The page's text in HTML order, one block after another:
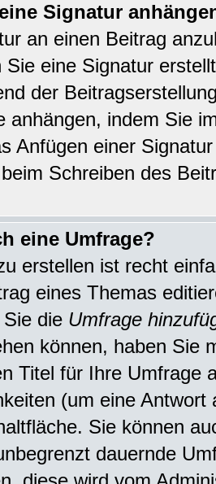
Signatur
an einen Beitrag
Sie eine Signatur
der
anhängen, indem Sie
Anfügen einer
Schreiben des
eine Umfrage?
erstellen ist recht
eines Themas
die Umfrage
können, haben Sie
Titel für Ihre Umfrage
(um eine
Sie können
dauernde